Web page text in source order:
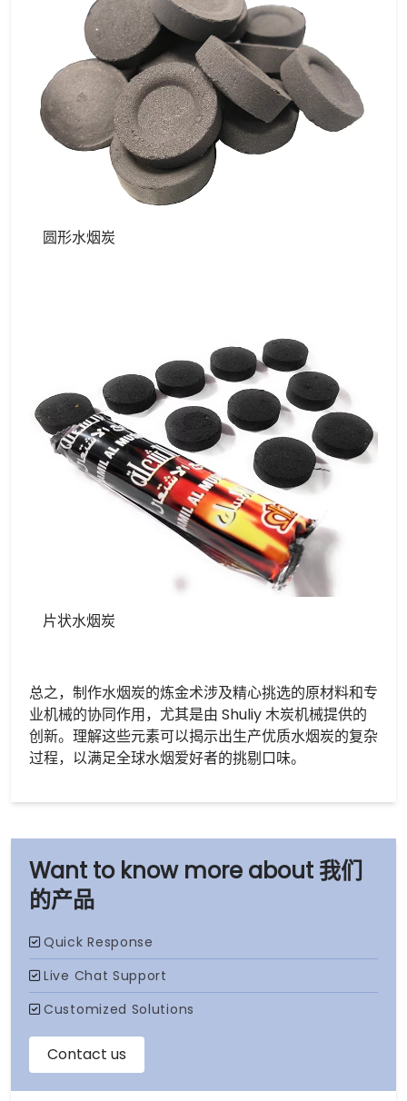
我们
的产品
圆形水烟炭
片状水烟炭
总之，制作水烟炭的炼金术涉及精心挑选的原材料和专
业机械的协同作用，尤其是由 Shuliy 木炭机械提供的
创新。理解这些元素可以揭示出生产优质水烟炭的复杂
过程，以满足全球水烟爱好者的挑剔口味。